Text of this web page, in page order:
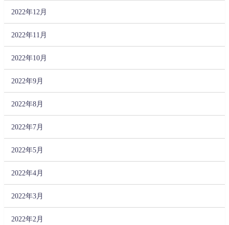
2022年12月
2022年11月
2022年10月
2022年9月
2022年8月
2022年7月
2022年5月
2022年4月
2022年3月
2022年2月